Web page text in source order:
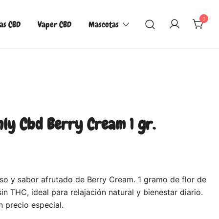
CBD Vaper CBD Mascotas
0
Cbd Berry Cream 1 gr.
y sabor afrutado de Berry Cream. 1 gramo de flor de
THC, ideal para relajación natural y bienestar diario.
precio especial.